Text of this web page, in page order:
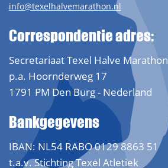
info@texelhalvemarathon.nl
Correspondentie adres:
Secretariaat Texel Halve Marathon
p.a. Hoornderweg 17
1791 PM Den Burg - Nederland
Bankgegevens
IBAN: NL54 RABO 0129 8863 51
t.a.v. Stichting Texel Atletiek